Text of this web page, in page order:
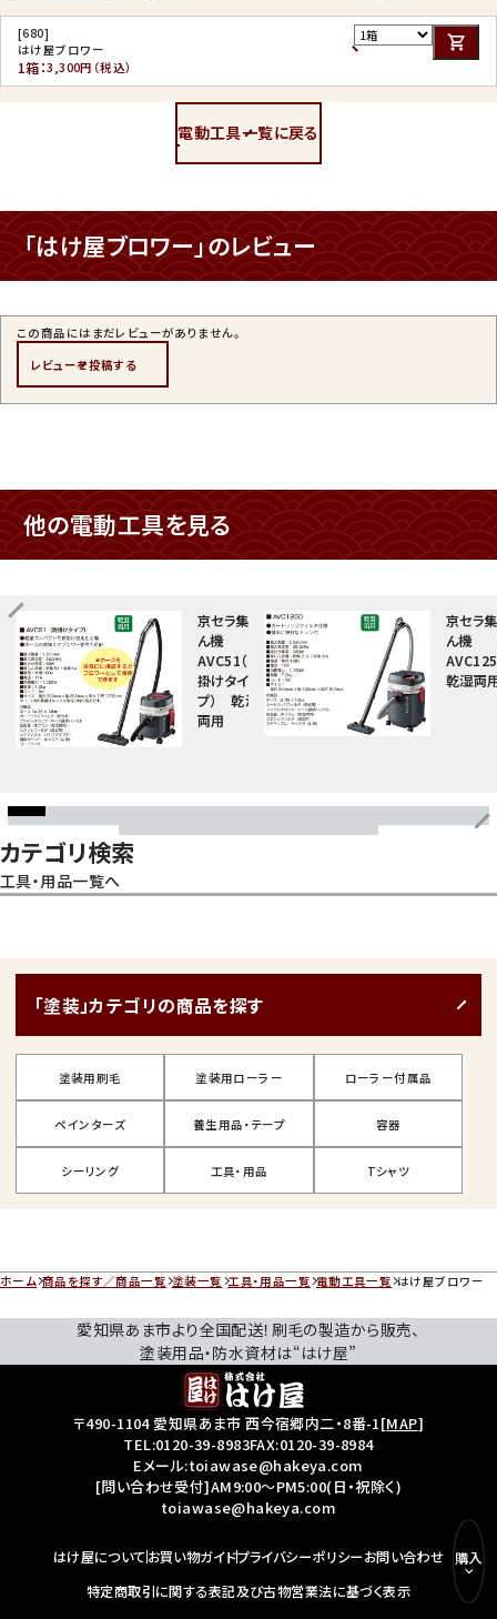
ホーム 商品を探す／商品一覧 塗装一覧 工具・用品一覧 電動工具一覧 はけ屋ブロワー
購入
[680]
はけ屋ブロワー
1箱：3,300円（税込）
電動工具一覧に戻る
「はけ屋ブロワー」のレビュー
この商品にはまだレビューがありません。
レビューを投稿する
他の電動工具を見る
京セラ集じ
ん機
AVC51（肩
掛けタイ
プ） 乾湿
両用
京セラ
ん機
乾湿両
カテゴリ検索
工具・用品一覧へ
「塗装」カテゴリの商品を探す
塗装用刷毛 塗装用ローラー ローラー付属品
ペインターズ 養生用品・テープ 容器
シーリング 工具・用品 Tシャツ
愛知県あま市より全国配送！刷毛の製造から販売、
塗装用品・防水資材は“はけ屋”
〒490-1104 愛知県あま市 西今宿郷内二・8番-1[MAP]
TEL:0120-39-8983FAX:0120-39-8984
Eメール:toiawase@hakeya.com
[問い合わせ受付]AM9:00～PM5:00(日・祝除く)
toiawase@hakeya.com
はけ屋についてお買い物ガイドプライバシーポリシーお問い合わせ
特定商取引に関する表記及び古物営業法に基づく表示